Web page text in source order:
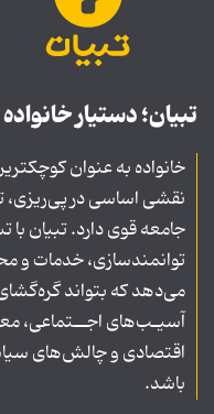
تبیان؛ دستیار خانواده
خانواده به عنوان
نقشی اساسی در
جامعه قوی دارد. تبیان
توانمندسازی، خدمات و
می‌دهد که بتواند
آسیـب‌های اجــتماعی،
اقتصادی و چالش‌های
باشد.